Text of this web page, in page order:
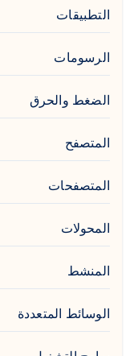
التطبيقات
الرسومات
الضغط والحرق
المتصفح
المتصفحات
المحولات
المنشط
الوسائط المتعددة